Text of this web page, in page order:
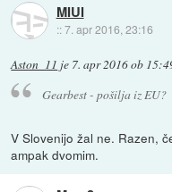
MIUI
::7. apr 2016, 23:16
Aston_11 je 7. apr 2016 ob
Gearbest - pošilja iz EU?
V Slovenijo žal ne. Razen,
ampak dvomim.